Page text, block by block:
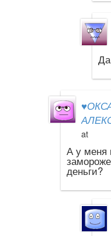
at
А у меня
деньги?